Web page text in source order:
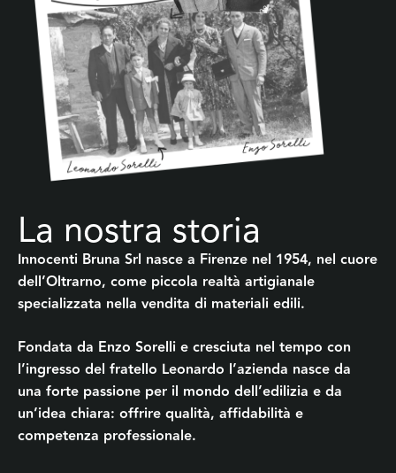
La nostra storia
Innocenti Bruna Srl nasce a Firenze nel 1954, nel cuore
dell’Oltrarno, come piccola realtà artigianale
specializzata nella vendita di materiali edili.
Fondata da Enzo Sorelli e cresciuta nel tempo con
l’ingresso del fratello Leonardo l’azienda nasce da
una forte passione per il mondo dell’edilizia e da
un’idea chiara: offrire qualità, affidabilità e
competenza professionale.